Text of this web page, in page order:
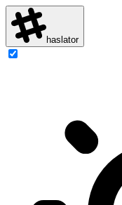
haslator